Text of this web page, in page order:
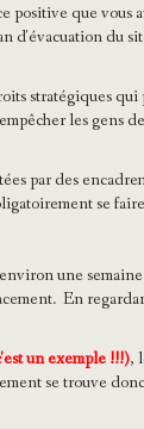
que
d'évacuation du
stratégiques qui
les gens
par des
se
une
En
un exemple !!!),
se trouve